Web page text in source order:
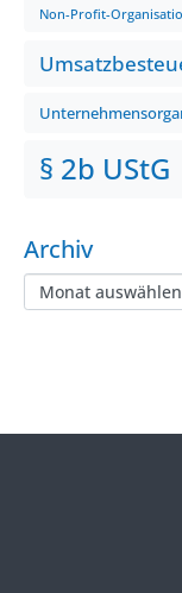
Non-Profit-
§ 2b UStG
Archiv